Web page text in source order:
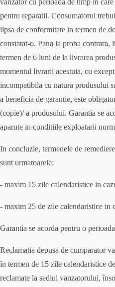
vanzator cu perioada de timp in
pentru reparatii. Consumatorul
lipsa de conformitate in termen de
constatat-o. Pana la proba contrara,
termen de 6 luni de la livrarea
momentul livrarii acestuia, cu
incompatibila cu natura produsului
a beneficia de garantie, este
(copie)/ a produsului. Garantia se
aparute in conditiile exploatarii
In concluzie, termenele de
sunt urmatoarele:
- maxim 15 zile calendaristice in
- maxim 25 de zile calendaristice in
Garantia se acorda pentru o
Reclamatia depusa de cumparator
în termen de 15 zile calendaristice
reclamate la sediul vanzatorului,